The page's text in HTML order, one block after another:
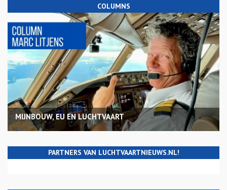
COLUMNS
MIJNBOUW, EU EN LUCHTVAART
PARTNERS VAN LUCHTVAARTNIEUWS.NL!